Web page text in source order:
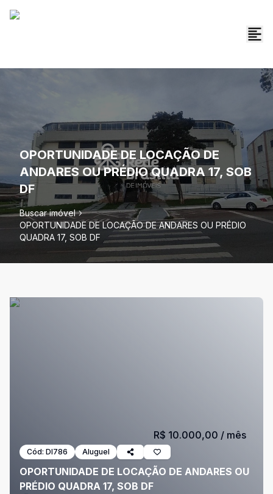
OPORTUNIDADE DE LOCAÇÃO DE
ANDARES OU PRÉDIO QUADRA 17, SOB
DF
Buscar imóvel
OPORTUNIDADE DE LOCAÇÃO DE ANDARES OU PRÉDIO
QUADRA 17, SOB DF
Cód: DI786 Aluguel
OPORTUNIDADE DE LOCAÇÃO DE ANDARES OU
PRÉDIO QUADRA 17, SOB DF
R$ 10.000,00 / mês